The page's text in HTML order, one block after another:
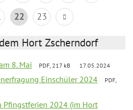
22 23
Hort Zscherndorf
8. Mai PDF, 217 kB 17.05.2024
Einschüler 2024
PDF,
Pfingstferien 2024 (im Hort